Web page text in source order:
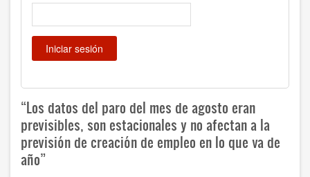
“Los datos del paro del mes de agosto eran
previsibles, son estacionales y no afectan a la
previsión de creación de empleo en lo que va de
año”